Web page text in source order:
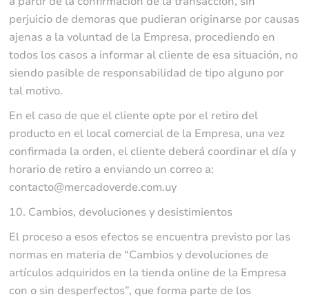
perjuicio de demoras que pudieran originarse por causas
ajenas a la voluntad de la Empresa, procediendo en
todos los casos a informar al cliente de esa situación, no
siendo pasible de responsabilidad de tipo alguno por
tal motivo.
En el caso de que el cliente opte por el retiro del
producto en el local comercial de la Empresa, una vez
confirmada la orden, el cliente deberá coordinar el día y
horario de retiro a enviando un correo a:
contacto@mercadoverde.com.uy
10. Cambios, devoluciones y desistimientos
El proceso a esos efectos se encuentra previsto por las
normas en materia de “Cambios y devoluciones de
artículos adquiridos en la tienda online de la Empresa
con o sin desperfectos”, que forma parte de los